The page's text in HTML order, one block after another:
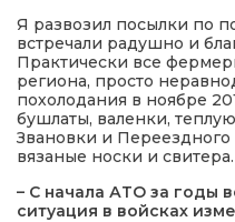
Я развозил посылки по
встречали радушно и
Практически все
региона, просто
похолодания в ноябре
бушлаты, валенки,
Звановки и
вязаные носки и свитера.
– С начала АТО за годы
ситуация в войсках